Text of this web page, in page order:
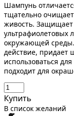
Шампунь
тщательно
живость. Защищает
ультрафиолетовых
окружающей
действие, придает
использоваться
подходит для
Купить
В список желаний